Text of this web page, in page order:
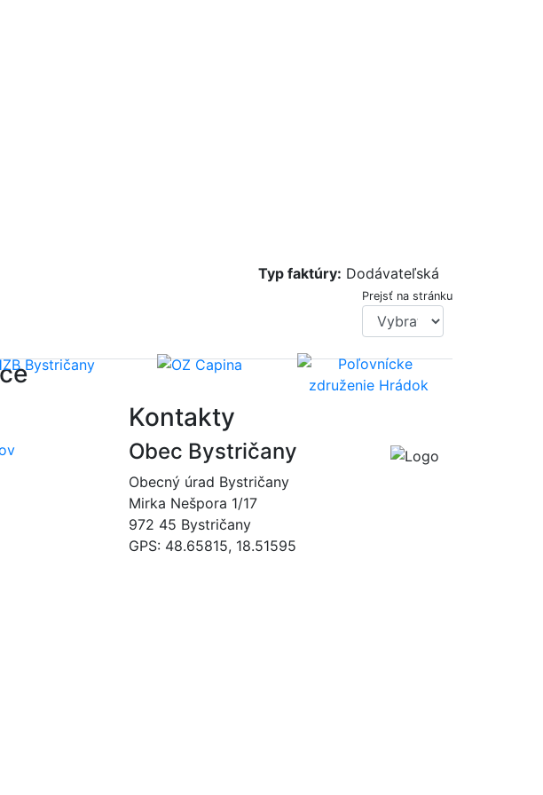
Typ faktúry: Dodávateľská
Prejsť na stránku
Kontakty
Obec Bystričany
Obecný úrad Bystričany
Mirka Nešpora 1/17
972 45 Bystričany
GPS: 48.65815, 18.51595